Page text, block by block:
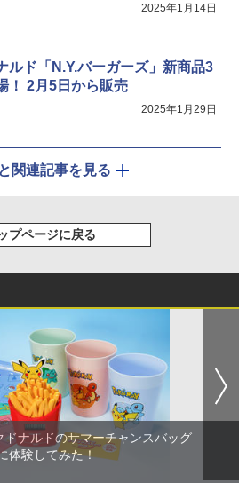
2025年1月14日
ルド「N.Y.バーガーズ」新商品3
！ 2月5日から販売
2025年1月29日
関連記事を見る
プページに戻る
ドナルドのサマーチャンスバッグ
体験してみた！